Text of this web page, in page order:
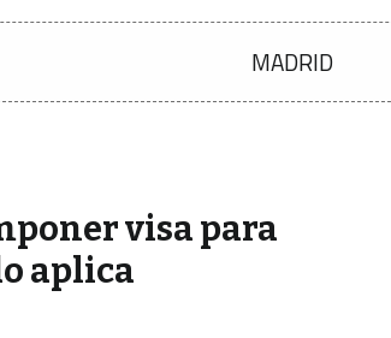
MADRID
visa para
aplica